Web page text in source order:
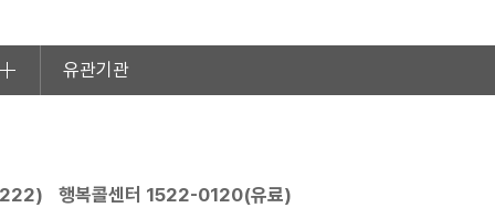
유관기관
) 행복콜센터 1522-0120(유료)